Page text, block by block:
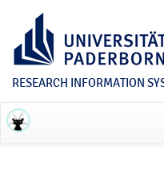
RESEARCH INFORMATION